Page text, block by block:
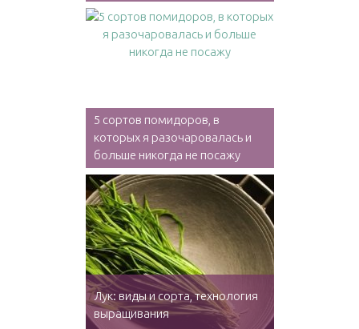
5 сортов помидоров, в
которых я разочаровалась и
больше никогда не посажу
Лук: виды и сорта, технология
выращивания